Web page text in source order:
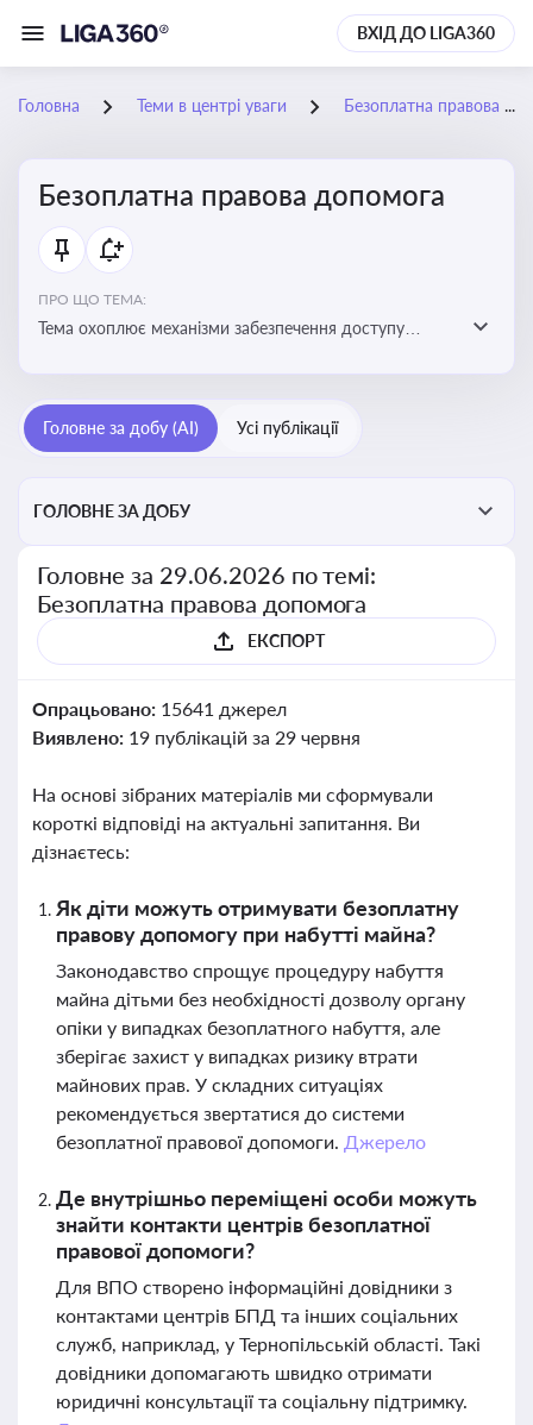
ВХІД ДО LIGA360
Головна Теми в центрі уваги Безоплатна правова допомога
Безоплатна правова допомога
ПРО ЩО ТЕМА:
Тема охоплює механізми забезпечення доступу
Головне за добу (AI) Усі публікації
ГОЛОВНЕ ЗА ДОБУ
Головне за 29.06.2026 по темі:
Безоплатна правова допомога
ЕКСПОРТ
Опрацьовано: 15641 джерел
Виявлено: 19 публікацій за 29 червня
На основі зібраних матеріалів ми сформували
короткі відповіді на актуальні запитання. Ви
дізнаєтесь:
Як діти можуть отримувати безоплатну
правову допомогу при набутті майна?
Законодавство спрощує процедуру набуття
майна дітьми без необхідності дозволу органу
опіки у випадках безоплатного набуття, але
зберігає захист у випадках ризику втрати
майнових прав. У складних ситуаціях
рекомендується звертатися до системи
безоплатної правової допомоги. Джерело
Де внутрішньо переміщені особи можуть
знайти контакти центрів безоплатної
правової допомоги?
Для ВПО створено інформаційні довідники з
контактами центрів БПД та інших соціальних
служб, наприклад, у Тернопільській області. Такі
довідники допомагають швидко отримати
юридичні консультації та соціальну підтримку.